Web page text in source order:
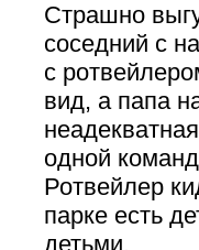
Страшно
соседний с
с
вид, а папа
одной
Ротвейлер
парке есть
детьми.